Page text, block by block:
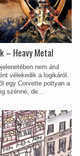
– Heavy Metal
nem árul
vélekedik a logikáról.
egy Corvette pottyan a
szénné, de...